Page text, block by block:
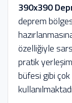
390x390
deprem
özelliğiyle
pratik
büfesi gibi